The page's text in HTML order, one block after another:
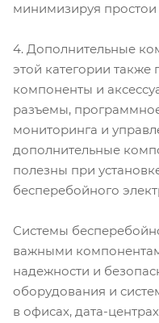
минимизируя
4. Дополнительные
этой категории также
компоненты и
разъемы,
мониторинга и
дополнительные
полезны при
бесперебойного
Системы
важными
надежности и
оборудования и
в офисах, дата-